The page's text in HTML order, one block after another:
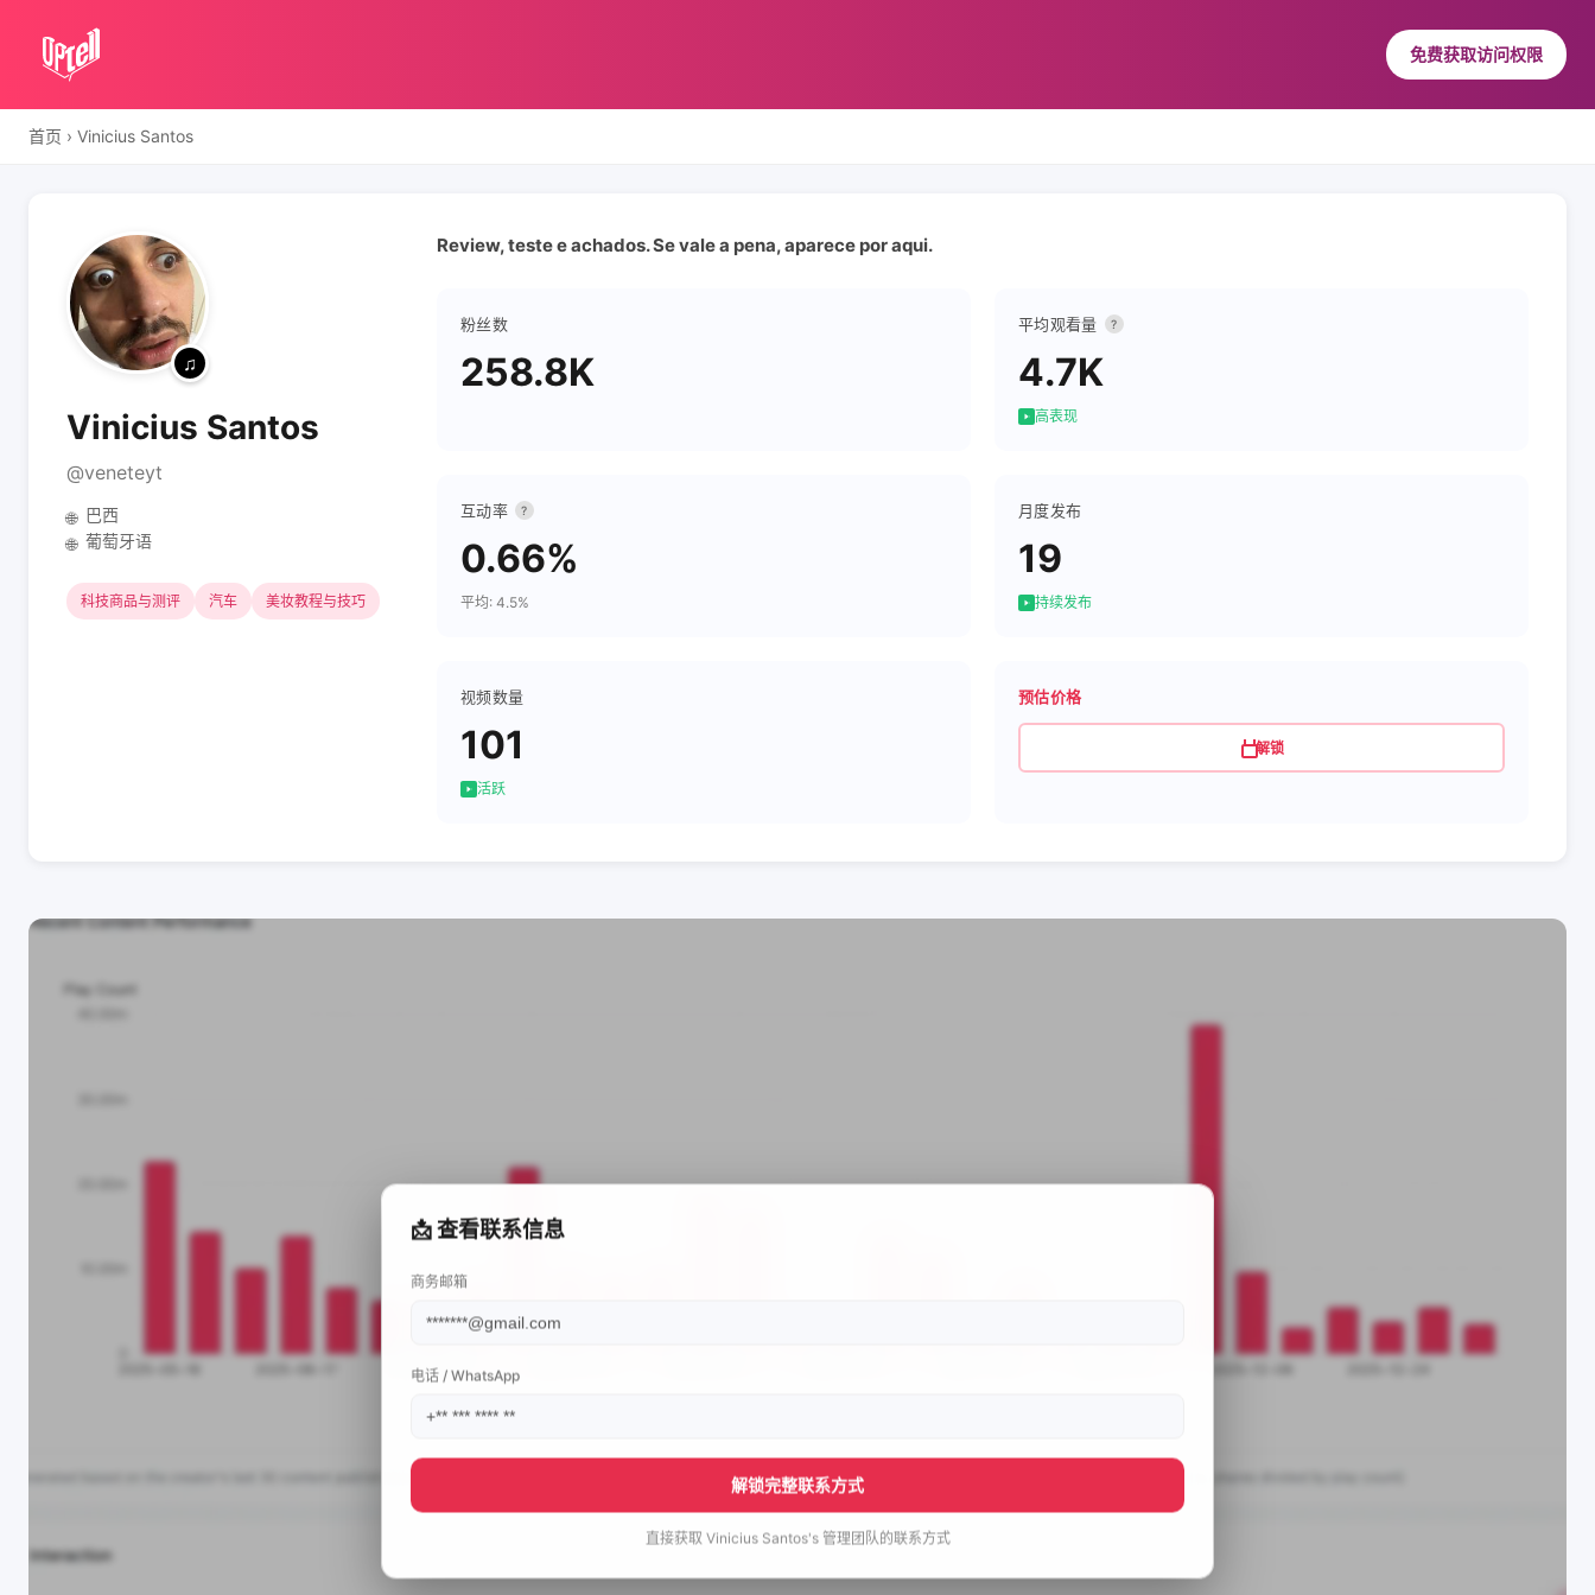
免费获取访问权限
首页 › Vinicius Santos
Vinicius Santos
@veneteyt
🌐 巴西
🌐 葡萄牙语
科技商品与测评 汽车 美妆教程与技巧
Review, teste e achados. Se vale a pena, aparece por aqui.
粉丝数
258.8K
平均观看量 ?
4.7K
高表现
互动率 ?
0.66%
平均: 4.5%
月度发布
19
持续发布
视频数量
101
活跃
预估价格
解锁
📩 查看联系信息
商务邮箱
电话 / WhatsApp
解锁完整联系方式
直接获取 Vinicius Santos's 管理团队的联系方式